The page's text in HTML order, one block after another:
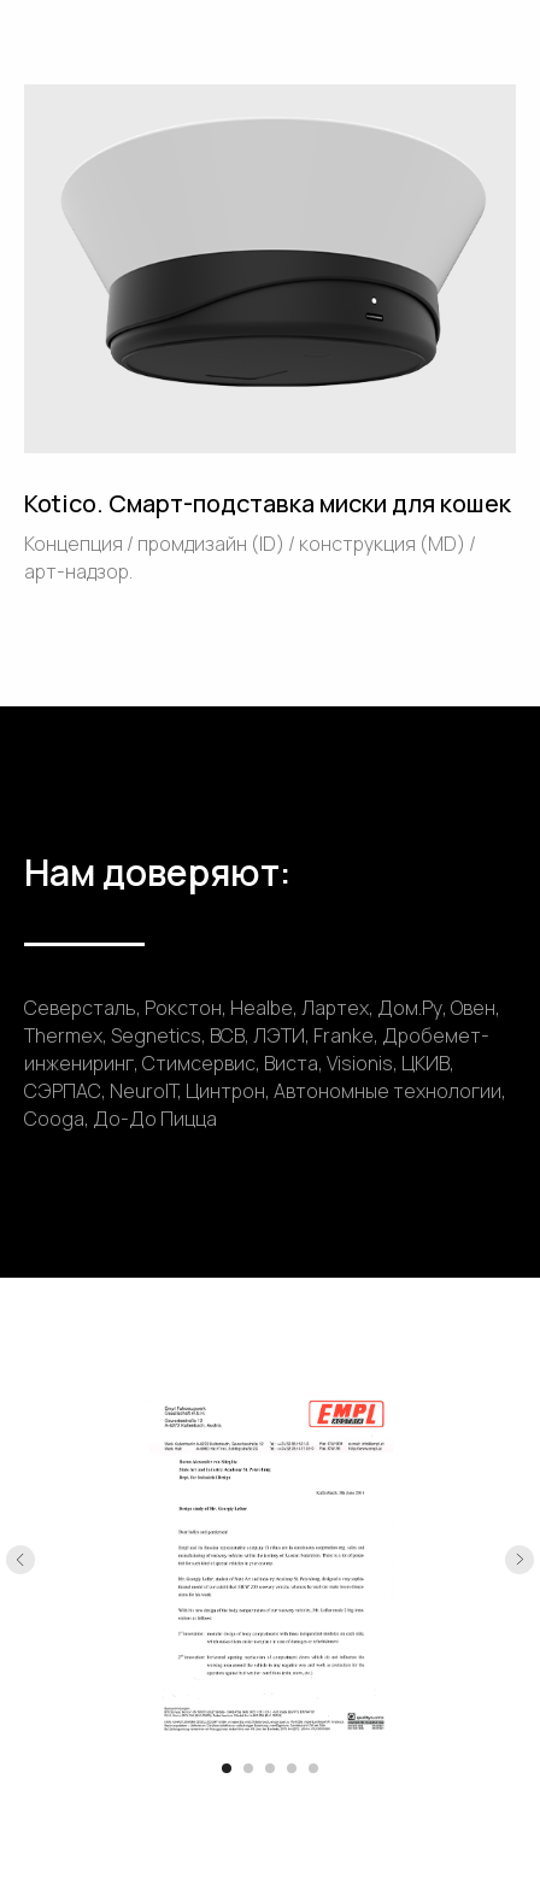
Kotiсo. Смарт-подставка миски для кошек
Концепция / промдизайн (ID) / конструкция (MD) /
арт-надзор.
Нам доверяют:
Северсталь, Рокстон, Healbe, Лартех, Дом.Ру, Овен,
Thermex, Segnetics, ВСВ, ЛЭТИ, Franke, Дробемет-
инжениринг, Стимсервис, Виста, Visionis, ЦКИВ,
СЭРПАС, NeuroIT, Цинтрон, Автономные технологии,
Cooga, До-До Пицца